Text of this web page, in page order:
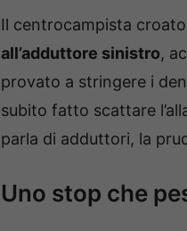
Il centrocampista
all’adduttore sinistro,
provato a stringere i
subito fatto scattare
parla di adduttori, la
Uno stop che